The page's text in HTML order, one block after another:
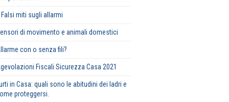
Falsi miti sugli allarmi
di movimento e animali domestici
con o senza fili?
Fiscali Sicurezza Casa 2021
in Casa: quali sono le abitudini dei ladri e
proteggersi.